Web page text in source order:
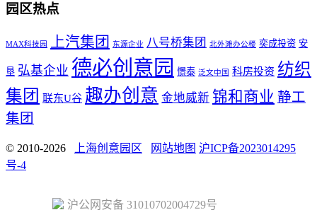
园区热点
MAX科技园 上汽集团 东源企业 八号桥集团 北外滩办公楼 奕成投资 安
垦 弘基企业 德必创意园 憬泰 泛文中国 科房投资 纺织
集团 联东U谷 趣办创意 金地威新 锦和商业 静工
集团
© 2010-2026 上海创意园区 网站地图 沪ICP备2023014295
号-4
沪公网安备 31010702004729号